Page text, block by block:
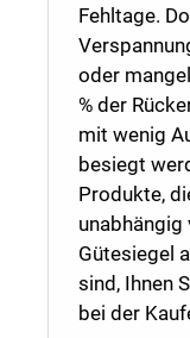
Fehltage.
oder
% der
mit wenig
besiegt
Produkte,
unabhängig
Gütesiegel
sind, Ihnen
bei der